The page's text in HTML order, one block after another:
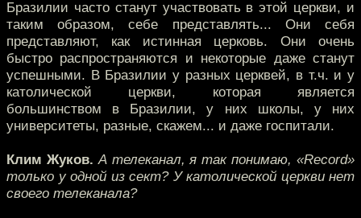
Бразилии часто станут участвовать в этой церкви, и
таким образом, себе представлять... Они себя
представляют, как истинная церковь. Они очень
быстро распространяются и некоторые даже станут
успешными. В Бразилии у разных церквей, в т.ч. и у
католической церкви, которая является
большинством в Бразилии, у них школы, у них
университеты, разные, скажем... и даже госпитали.
Клим Жуков. А телеканал, я так понимаю, «Record»
только у одной из сект? У католической церкви нет
своего телеканала?